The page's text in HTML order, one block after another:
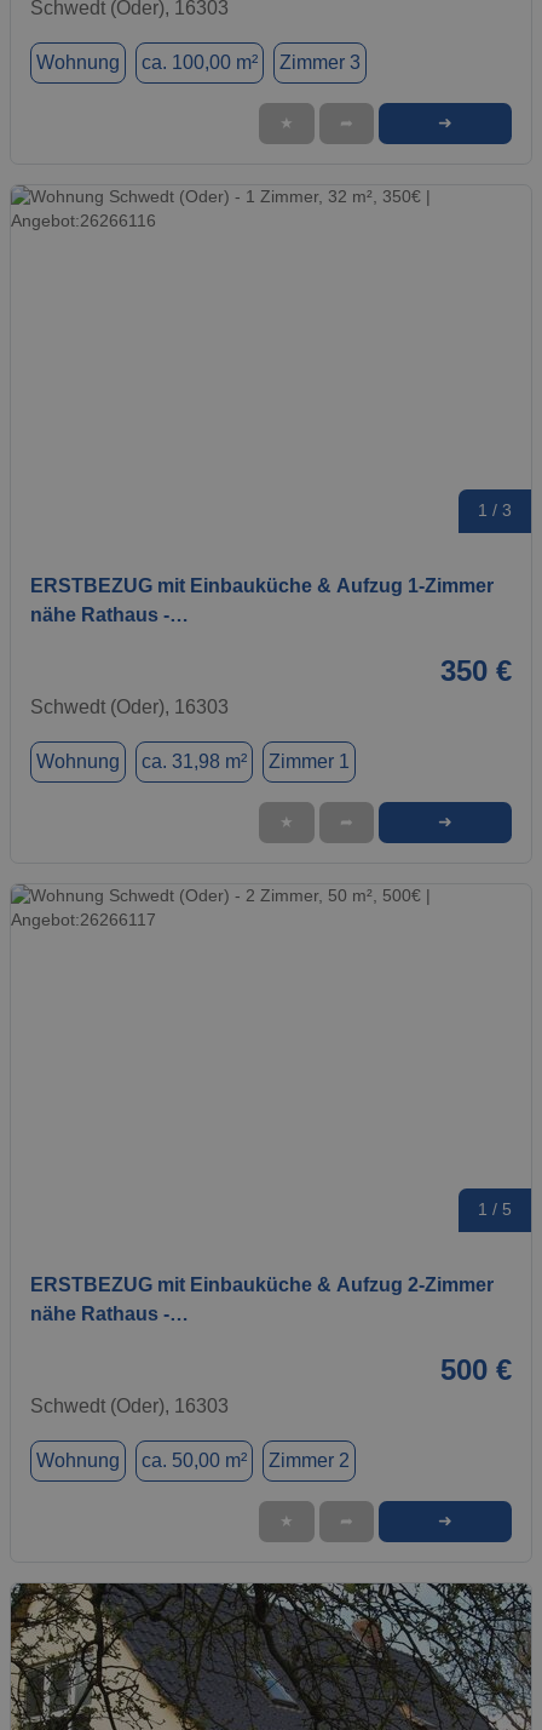
Schwedt (Oder), 16303
Wohnung ca. 100,00 m² Zimmer 3
★ ➦ ➜
1 / 3
ERSTBEZUG mit Einbauküche & Aufzug 1-Zimmer
nähe Rathaus -…
350 €
Schwedt (Oder), 16303
Wohnung ca. 31,98 m² Zimmer 1
★ ➦ ➜
1 / 5
ERSTBEZUG mit Einbauküche & Aufzug 2-Zimmer
nähe Rathaus -…
500 €
Schwedt (Oder), 16303
Wohnung ca. 50,00 m² Zimmer 2
★ ➦ ➜